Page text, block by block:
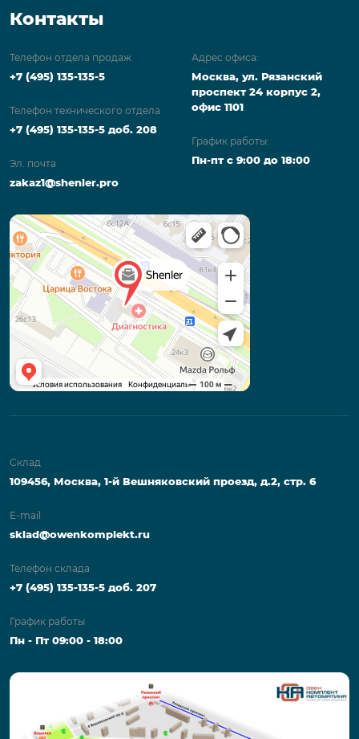
Контакты
Телефон отдела продаж
+7 (495) 135-135-5
Телефон технического отдела
+7 (495) 135-135-5 доб. 208
Эл. почта
zakaz1@shenler.pro
Адрес офиса:
Москва, ул. Рязанский
проспект 24 корпус 2,
офис 1101
График работы:
Пн-пт с 9:00 до 18:00
Склад
109456, Москва, 1-й Вешняковский проезд, д.2, стр. 6
E-mail
sklad@owenkomplekt.ru
Телефон склада
+7 (495) 135-135-5 доб. 207
График работы
Пн - Пт 09:00 - 18:00